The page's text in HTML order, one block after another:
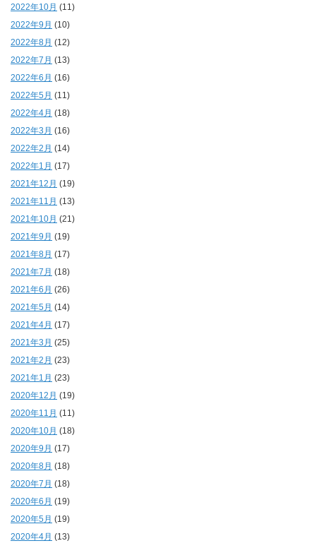
2022年10月 (11)
2022年9月 (10)
2022年8月 (12)
2022年7月 (13)
2022年6月 (16)
2022年5月 (11)
2022年4月 (18)
2022年3月 (16)
2022年2月 (14)
2022年1月 (17)
2021年12月 (19)
2021年11月 (13)
2021年10月 (21)
2021年9月 (19)
2021年8月 (17)
2021年7月 (18)
2021年6月 (26)
2021年5月 (14)
2021年4月 (17)
2021年3月 (25)
2021年2月 (23)
2021年1月 (23)
2020年12月 (19)
2020年11月 (11)
2020年10月 (18)
2020年9月 (17)
2020年8月 (18)
2020年7月 (18)
2020年6月 (19)
2020年5月 (19)
2020年4月 (13)